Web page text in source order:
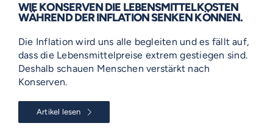
WIE KONSERVEN DIE LEBENSMITTELKOSTEN
WÄHREND DER INFLATION SENKEN KÖNNEN.
Die Inflation wird uns alle begleiten und es fällt auf,
dass die Lebensmittelpreise extrem gestiegen sind.
Deshalb schauen Menschen verstärkt nach
Konserven.
Artikel lesen